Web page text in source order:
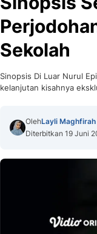
Sekolah
Sinopsis Di Luar Nurul
kelanjutan kisahnya
OlehLayli Maghfirah
Diterbitkan 19 Juni